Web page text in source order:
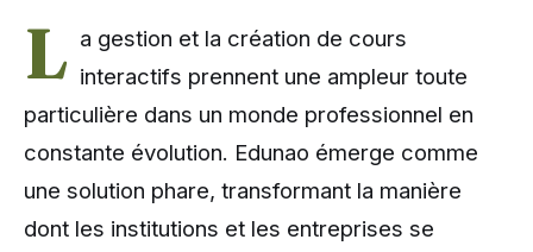
L a gestion et la création de cours
interactifs prennent une ampleur toute
particulière dans un monde professionnel en
constante évolution. Edunao émerge comme
une solution phare, transformant la manière
dont les institutions et les entreprises se